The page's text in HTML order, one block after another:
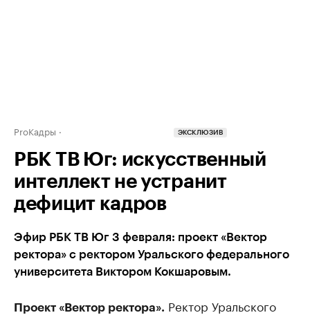
ProКадры ЭКСКЛЮЗИВ
РБК ТВ Юг: искусственный
интеллект не устранит
дефицит кадров
Эфир РБК ТВ Юг 3 февраля: проект «Вектор
ректора» с ректором Уральского федерального
университета Виктором Кокшаровым.
Проект «Вектор ректора». Ректор Уральского